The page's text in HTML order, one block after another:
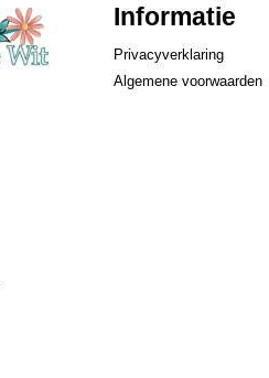
Informatie
Privacyverklaring
Algemene voorwaarden